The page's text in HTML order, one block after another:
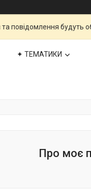
повідомлення будуть
✦ ТЕМАТИКИ
Про моє